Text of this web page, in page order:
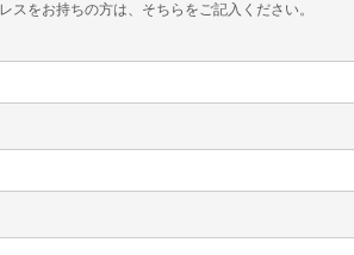
をお持ちの方は、そちらをご記入ください。